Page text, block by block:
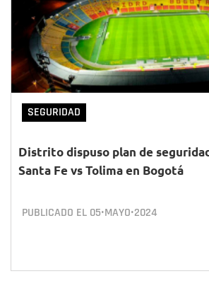
SEGURIDAD
Distrito dispuso plan de
Santa Fe vs Tolima en Bogotá
PUBLICADO EL 05•MAYO•2024